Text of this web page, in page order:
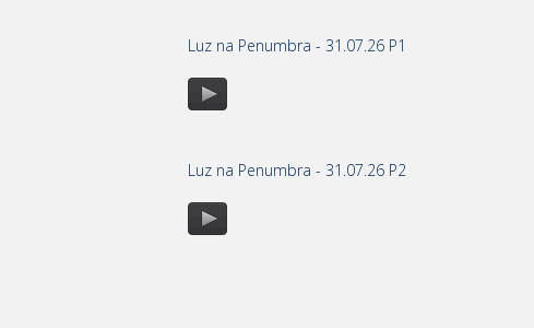
Luz na Penumbra - 31.07.26 P1
Luz na Penumbra - 31.07.26 P2